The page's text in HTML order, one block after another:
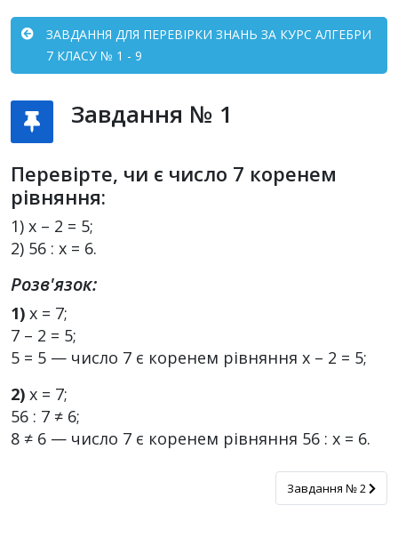
ЗАВДАННЯ ДЛЯ ПЕРЕВІРКИ ЗНАНЬ ЗА КУРС АЛГЕБРИ
7 КЛАСУ № 1 - 9
Завдання № 1
Перевірте, чи є число 7 коренем
рівняння:
1) x – 2 = 5;
2) 56 : x = 6.
Розв'язок:
1) х = 7;
7 – 2 = 5;
5 = 5 — число 7 є коренем рівняння х – 2 = 5;
2) х = 7;
56 : 7 ≠ 6;
8 ≠ 6 — число 7 є коренем рівняння 56 : х = 6.
Завдання № 2
Завдання № 2